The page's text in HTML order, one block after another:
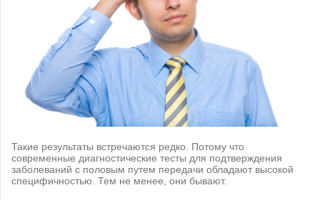
Такие результаты встречаются редко. Потому что
современные диагностические тесты для подтверждения
заболеваний с половым путем передачи обладают высокой
специфичностью. Тем не менее, они бывают.